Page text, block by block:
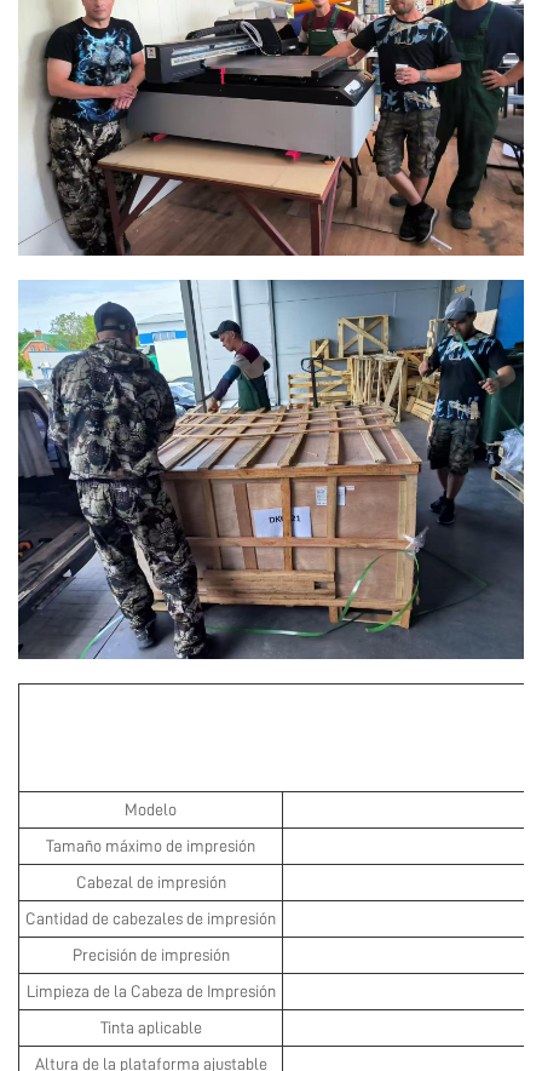
Modelo
Tamaño máximo de impresión
Cabezal de impresión
Cantidad de cabezales de impresión
Precisión de impresión
Limpieza de la Cabeza de Impresión
Tinta aplicable
Altura de la plataforma ajustable